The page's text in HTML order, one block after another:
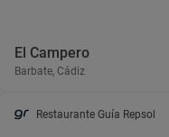
El Campero
Barbate, Cádiz
Restaurante Guía Repsol